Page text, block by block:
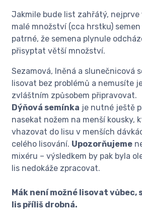
Jakmile bude list zahřátý,
malé množství (cca hrstku)
patrné, že semena plynule
přisyptat větší množství.
Sezamová, lněná a slunečnicová
lisovat bez problémů a nemusíte
zvláštním způsobem připravovat.
Dýňová semínka je nutné ještě
nasekat nožem na menší kousky,
vhazovat do lisu v menších
celého lisování. Upozorňujeme
mixéru – výsledkem by pak byla
lis nedokáže zpracovat.
Mák není možné lisovat vůbec,
lis příliš drobná.